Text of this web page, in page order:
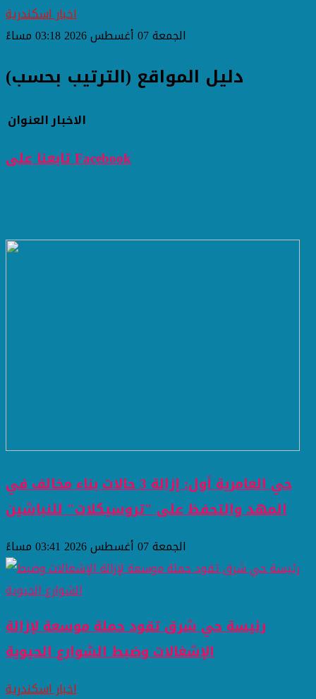
اخبار اسكندرية
الجمعة 07 أغسطس 2026 03:18 مساءً
دليل المواقع (الترتيب بحسب)
العنوانالاخبار
تابعنا على Facebook
حي العامرية أول: إزالة 3 حالات بناء مخالف في
المهد والتحفظ على "تروسيكلات" للنباشين
الجمعة 07 أغسطس 2026 03:41 مساءً
رئيسة حي شرق تقود حملة موسعة لإزالة
الإشغالات وضبط الشوارع الحيوية
اخبار اسكندرية